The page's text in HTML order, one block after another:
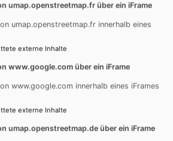
83
der Öffnungszeiten in
Pfarramt Reutti umgeschaltet. In
umap.openstreetmap.fr über ein iFrame
umap.openstreetmap.fr innerhalb eines
externe Inhalte
www.google.com über ein iFrame
www.google.com innerhalb eines iFrames
externe Inhalte
umap.openstreetmap.de über ein iFrame